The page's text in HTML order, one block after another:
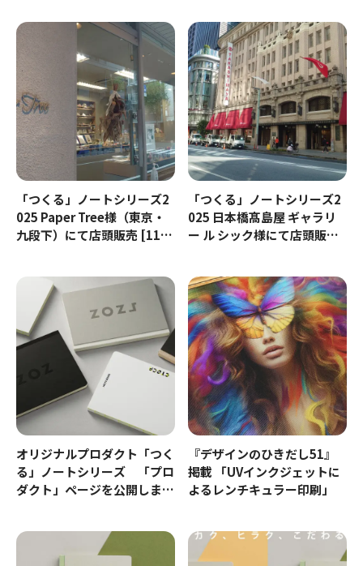
「つくる」ノートシリーズ2
025 Paper Tree様（東京・
九段下）にて店頭販売 [11/2
「つくる」ノートシリーズ2
025 日本橋髙島屋 ギャラリ
ー ル シック様にて店頭販売
オリジナルプロダクト「つく
る」ノートシリーズ 「プロ
ダクト」ページを公開しまし
『デザインのひきだし51』
掲載 「UVインクジェットに
よるレンチキュラー印刷」